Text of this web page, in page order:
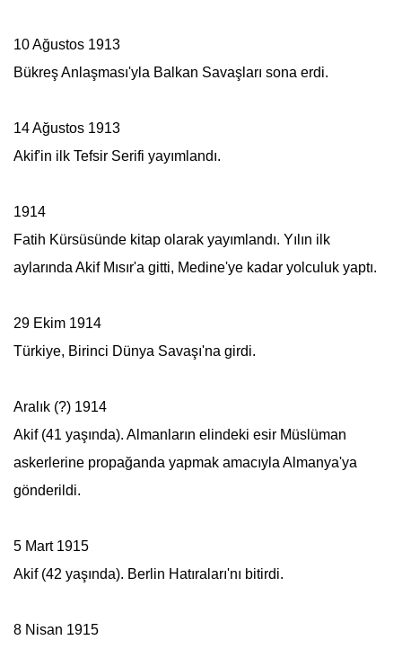
10 Ağustos 1913
Bükreş Anlaşması'yla Balkan Savaşları sona erdi.
14 Ağustos 1913
Akif'in ilk Tefsir Serifi yayımlandı.
1914
Fatih Kürsüsünde kitap olarak yayımlandı. Yılın ilk
aylarında Akif Mısır'a gitti, Medine'ye kadar yolculuk yaptı.
29 Ekim 1914
Türkiye, Birinci Dünya Savaşı'na girdi.
Aralık (?) 1914
Akif (41 yaşında). Almanların elindeki esir Müslüman
askerlerine propağanda yapmak amacıyla Almanya'ya
gönderildi.
5 Mart 1915
Akif (42 yaşında). Berlin Hatıraları'nı bitirdi.
8 Nisan 1915